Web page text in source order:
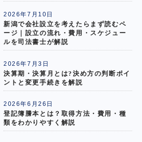
2026年7月10日
新潟で会社設立を考えたらまず読むペ
ージ｜設立の流れ・費用・スケジュー
ルを司法書士が解説
2026年7月3日
決算期・決算月とは?決め方の判断ポイ
ントと変更手続きを解説
2026年6月26日
登記簿謄本とは？取得方法・費用・種
類をわかりやすく解説